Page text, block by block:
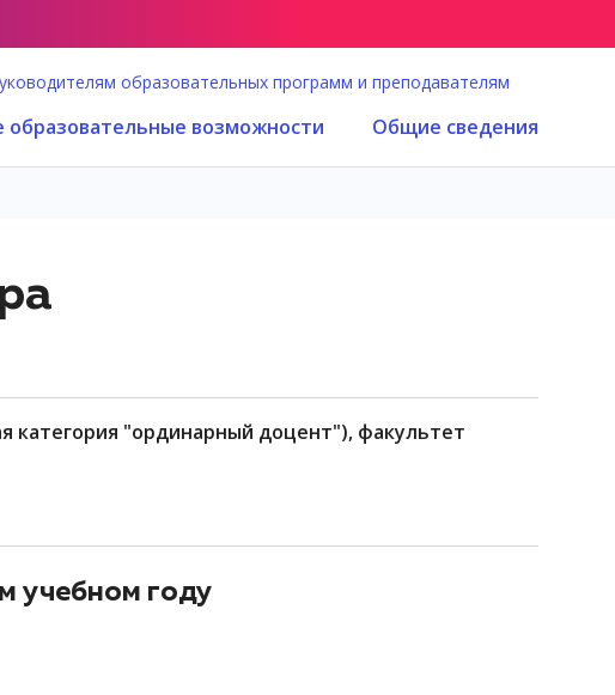
образовательных программ и преподавателям
возможности Общие сведения
учебном году